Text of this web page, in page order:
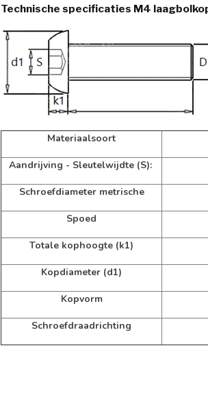
Technische specificaties M4
Materiaalsoort
Aandrijving - Sleutelwijdte (S):
Schroefdiameter metrische
Spoed
Totale kophoogte (k1)
Kopdiameter (d1)
Kopvorm
Schroefdraadrichting